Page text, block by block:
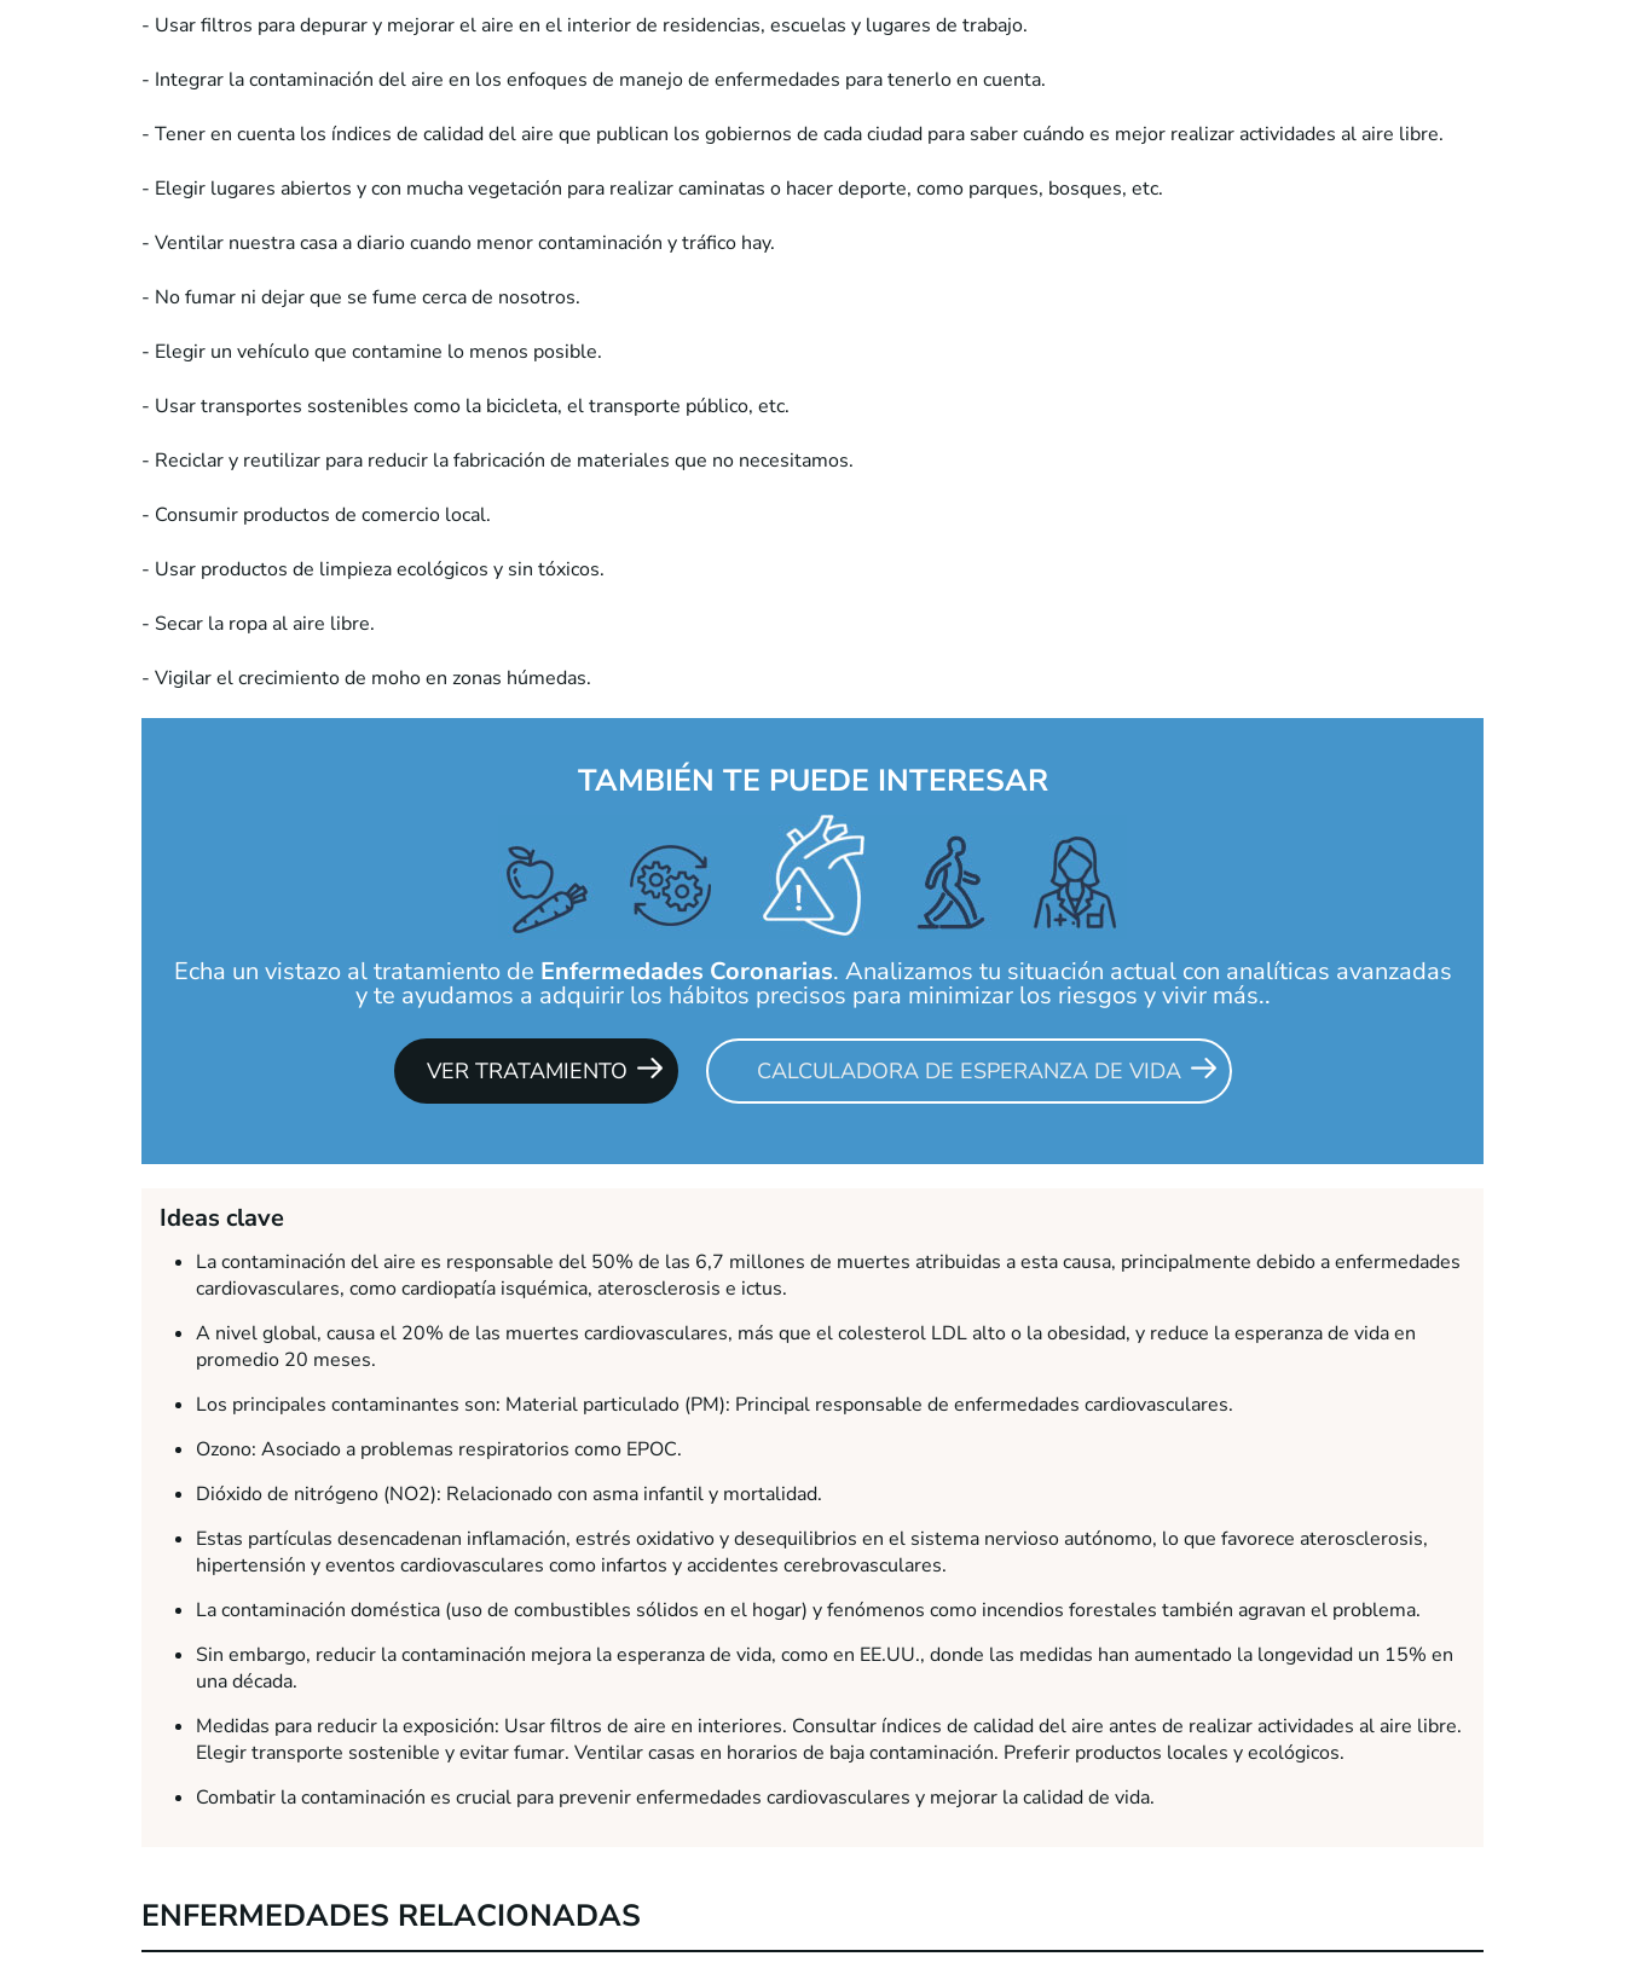
- Usar filtros para depurar y mejorar el aire en el interior de residencias, escuelas y lugares de trabajo.
- Integrar la contaminación del aire en los enfoques de manejo de enfermedades para tenerlo en cuenta.
- Tener en cuenta los índices de calidad del aire que publican los gobiernos de cada ciudad para saber cuándo es mejor realizar actividades al aire libre.
- Elegir lugares abiertos y con mucha vegetación para realizar caminatas o hacer deporte, como parques, bosques, etc.
- Ventilar nuestra casa a diario cuando menor contaminación y tráfico hay.
- No fumar ni dejar que se fume cerca de nosotros.
- Elegir un vehículo que contamine lo menos posible.
- Usar transportes sostenibles como la bicicleta, el transporte público, etc.
- Reciclar y reutilizar para reducir la fabricación de materiales que no necesitamos.
- Consumir productos de comercio local.
- Usar productos de limpieza ecológicos y sin tóxicos.
- Secar la ropa al aire libre.
- Vigilar el crecimiento de moho en zonas húmedas.
TAMBIÉN TE PUEDE INTERESAR
Echa un vistazo al tratamiento de Enfermedades Coronarias. Analizamos tu situación actual con analíticas avanzadas
y te ayudamos a adquirir los hábitos precisos para minimizar los riesgos y vivir más..
VER TRATAMIENTO CALCULADORA DE ESPERANZA DE VIDA
Ideas clave
La contaminación del aire es responsable del 50% de las 6,7 millones de muertes atribuidas a esta causa, principalmente debido a enfermedades
cardiovasculares, como cardiopatía isquémica, aterosclerosis e ictus.
A nivel global, causa el 20% de las muertes cardiovasculares, más que el colesterol LDL alto o la obesidad, y reduce la esperanza de vida en
promedio 20 meses.
Los principales contaminantes son: Material particulado (PM): Principal responsable de enfermedades cardiovasculares.
Ozono: Asociado a problemas respiratorios como EPOC.
Dióxido de nitrógeno (NO2): Relacionado con asma infantil y mortalidad.
Estas partículas desencadenan inflamación, estrés oxidativo y desequilibrios en el sistema nervioso autónomo, lo que favorece aterosclerosis,
hipertensión y eventos cardiovasculares como infartos y accidentes cerebrovasculares.
La contaminación doméstica (uso de combustibles sólidos en el hogar) y fenómenos como incendios forestales también agravan el problema.
Sin embargo, reducir la contaminación mejora la esperanza de vida, como en EE.UU., donde las medidas han aumentado la longevidad un 15% en
una década.
Medidas para reducir la exposición: Usar filtros de aire en interiores. Consultar índices de calidad del aire antes de realizar actividades al aire libre.
Elegir transporte sostenible y evitar fumar. Ventilar casas en horarios de baja contaminación. Preferir productos locales y ecológicos.
Combatir la contaminación es crucial para prevenir enfermedades cardiovasculares y mejorar la calidad de vida.
ENFERMEDADES RELACIONADAS